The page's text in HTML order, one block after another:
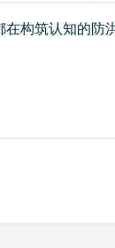
在构筑认知的